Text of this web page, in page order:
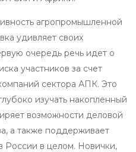
агропромышленной
удивляет своих
очередь речь идет о
участников за счет
сектора АПК. Это
изучать накопленный
возможности деловой
а также поддерживает
России в целом. Новички,